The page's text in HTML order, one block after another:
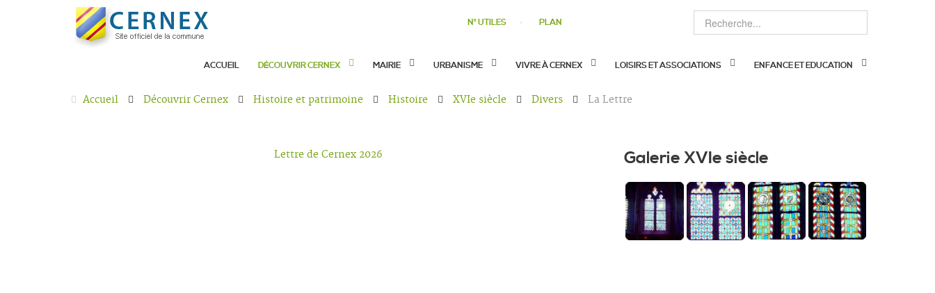
N° UTILES PLAN
ACCUEIL DÉCOUVRIR CERNEX MAIRIE URBANISME VIVRE À CERNEX LOISIRS ET ASSOCIATIONS ENFANCE ET EDUCATION
Accueil Découvrir Cernex Histoire et patrimoine Histoire XVIe siècle Divers La Lettre
Lettre de Cernex 2026 Galerie XVIe siècle